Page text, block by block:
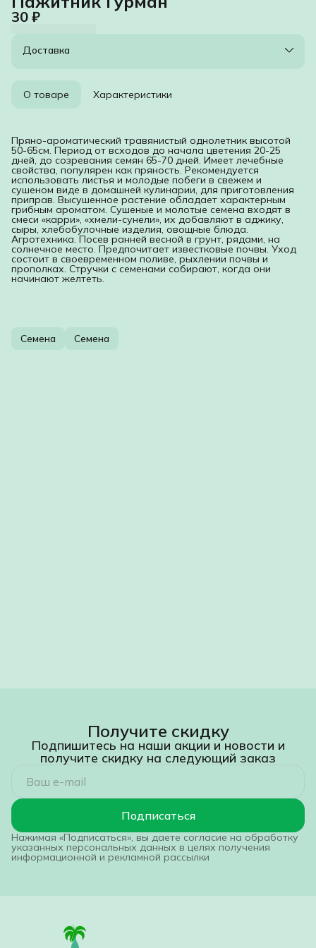
30 ₽
Доставка
О товаре Характеристики
Пряно-ароматический травянистый однолетник высотой
50-65см. Период от всходов до начала цветения 20-25
дней, до созревания семян 65-70 дней. Имеет лечебные
свойства, популярен как пряность. Рекомендуется
использовать листья и молодые побеги в свежем и
сушеном виде в домашней кулинарии, для приготовления
приправ. Высушенное растение обладает характерным
грибным ароматом. Сушеные и молотые семена входят в
смеси «карри», «хмели-сунели», их добавляют в аджику,
сыры, хлебобулочные изделия, овощные блюда.
Агротехника. Посев ранней весной в грунт, рядами, на
солнечное место. Предпочитает известковые почвы. Уход
состоит в своевременном поливе, рыхлении почвы и
прополках. Стручки с семенами собирают, когда они
начинают желтеть.
Семена Семена
Получите скидку
Подпишитесь на наши акции и новости и
получите скидку на следующий заказ
Подписаться
Нажимая «Подписаться», вы даете согласие на обработку
указанных персональных данных в целях получения
информационной и рекламной рассылки